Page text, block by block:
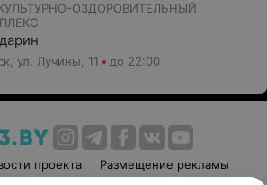
ОЗДОРОВИТЕЛЬНЫЙ
ул. Лучины, 11 до 22:00
проекта
Размещение рекламы